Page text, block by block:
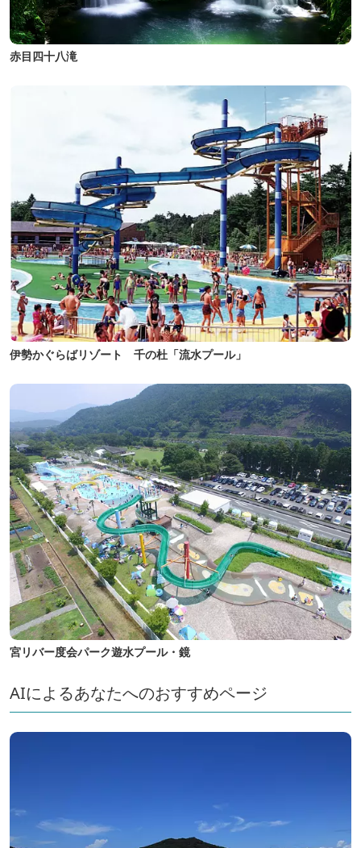
赤目四十八滝
伊勢かぐらばリゾート 千の杜「流水プール」
宮リバー度会パーク遊水プール・鏡
AIによるあなたへのおすすめページ